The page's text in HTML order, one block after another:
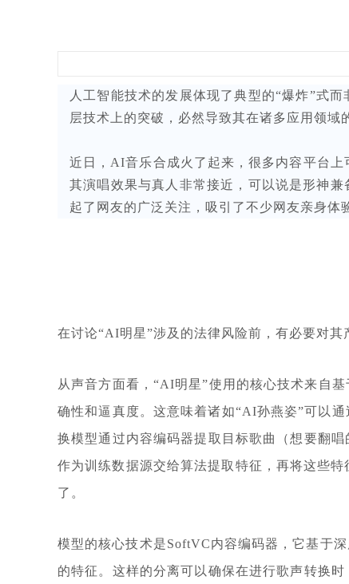
人工智能技术的发展体现了典型的“爆炸”式
层技术上的突破，必然导致其在诸多应用领域
近日，AI音乐合成火了起来，很多内容平台
其演唱效果与真人非常接近，可以说是形神
起了网友的广泛关注，吸引了不少网友亲身体
在讨论“AI明星”涉及的法律风险前，有必要对其
从声音方面看，“AI明星”使用的核心技术来自
确性和逼真度。这意味着诸如“AI孙燕姿”可以
换模型通过内容编码器提取目标歌曲（想要翻
作为训练数据源交给算法提取特征，再将这些
了。
模型的核心技术是SoftVC内容编码器，它基于
的特征。这样的分离可以确保在进行歌声转换